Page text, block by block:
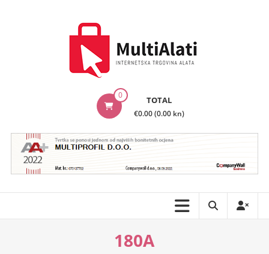
Internetska
trgovina
alata
0 TOTAL
€0.00 (0.00 kn)
180A